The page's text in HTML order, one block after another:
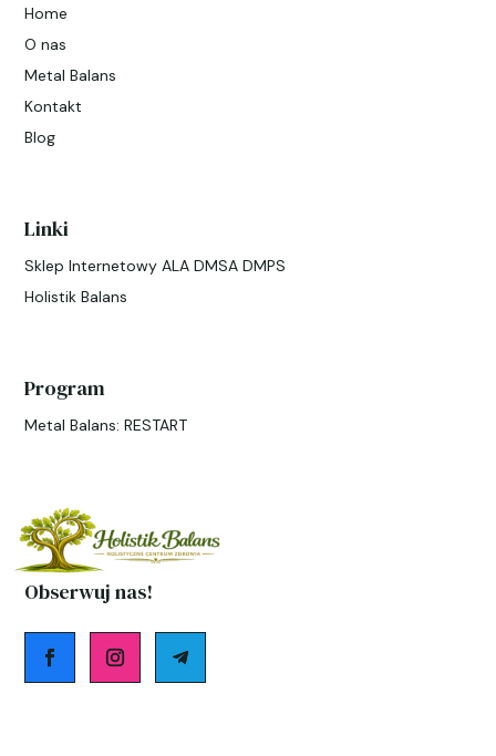
Home
O nas
Metal Balans
Kontakt
Blog
Linki
Sklep Internetowy ALA DMSA DMPS
Holistik Balans
Program
Metal Balans: RESTART
Obserwuj nas!